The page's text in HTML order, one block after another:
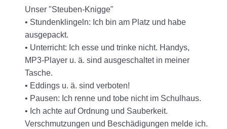
Unser "Steuben-Knigge"
• Stundenklingeln: Ich bin am Platz und habe
ausgepackt.
• Unterricht: Ich esse und trinke nicht. Handys,
MP3-Player u. ä. sind ausgeschaltet in meiner
Tasche.
• Eddings u. ä. sind verboten!
• Pausen: Ich renne und tobe nicht im Schulhaus.
• Ich achte auf Ordnung und Sauberkeit.
Verschmutzungen und Beschädigungen melde ich.